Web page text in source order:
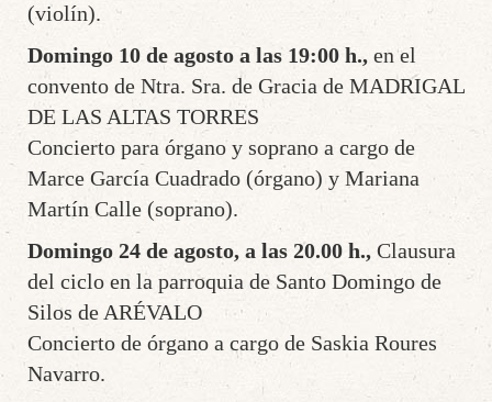
(violín).
Domingo 10 de agosto a las 19:00 h.,en el
convento de Ntra. Sra. de Gracia de MADRIGAL
DE LAS ALTAS TORRES
Concierto para órgano y soprano a cargo de
Marce García Cuadrado (órgano) y Mariana
Martín Calle (soprano).
Domingo 24 de agosto, a las 20.00 h.,Clausura
del ciclo en la parroquia de Santo Domingo de
Silos de ARÉVALO
Concierto de órgano a cargo de Saskia Roures
Navarro.